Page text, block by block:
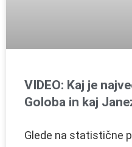
VIDEO: Kaj je
Goloba in kaj
Glede na statistične